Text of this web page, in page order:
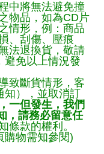
中將無法避免撞
物品，如為CD片
情形，例：商品
、刮傷、壓痕
法退換貨，敬請
避免以上情況發
致斷貨情形，客
知），並取消訂
一但發生，我們
，請務必留意任
條款的權利。
購物需知參閱)